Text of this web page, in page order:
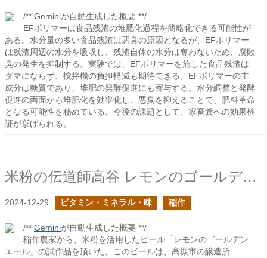
/** Geminiが自動生成した概要 **/
EFポリマーは食品残渣の堆肥化過程を簡略化できる可能性が
ある。水分量の多い食品残渣は悪臭の原因となるが、EFポリマー
は残渣周辺の水分を吸収し、残渣自体の水分は奪わないため、腐敗
臭の発生を抑制する。実験では、EFポリマーを施した食品残渣は
ダマにならず、撹拌機の負担軽減も期待できる。EFポリマーの主
成分は糖質であり、堆肥の発酵促進にも寄与する。水分調整と発酵
促進の両面から堆肥化を効率化し、悪臭を抑えることで、肥料革命
となる可能性を秘めている。今後の課題として、家畜糞への効果検
証が挙げられる。
米粉の伝道師高谷 レモンのゴールデンエール
2024-12-29 ビタミン・ミネラル・味 稲作
/** Geminiが自動生成した概要 **/
稲作農家から、米粉を活用したビール「レモンのゴールデン
エール」の試作品を頂いた。このビールは、高槻市の醸造所